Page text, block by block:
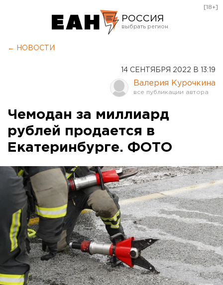
РОССИЯ
Оренбург
[18+]
← НОВОСТИ
14 СЕНТЯБРЯ 2022 В 13:19
Валерия Курочкина
Чемодан за миллиард
рублей продается в
Екатеринбурге. ФОТО